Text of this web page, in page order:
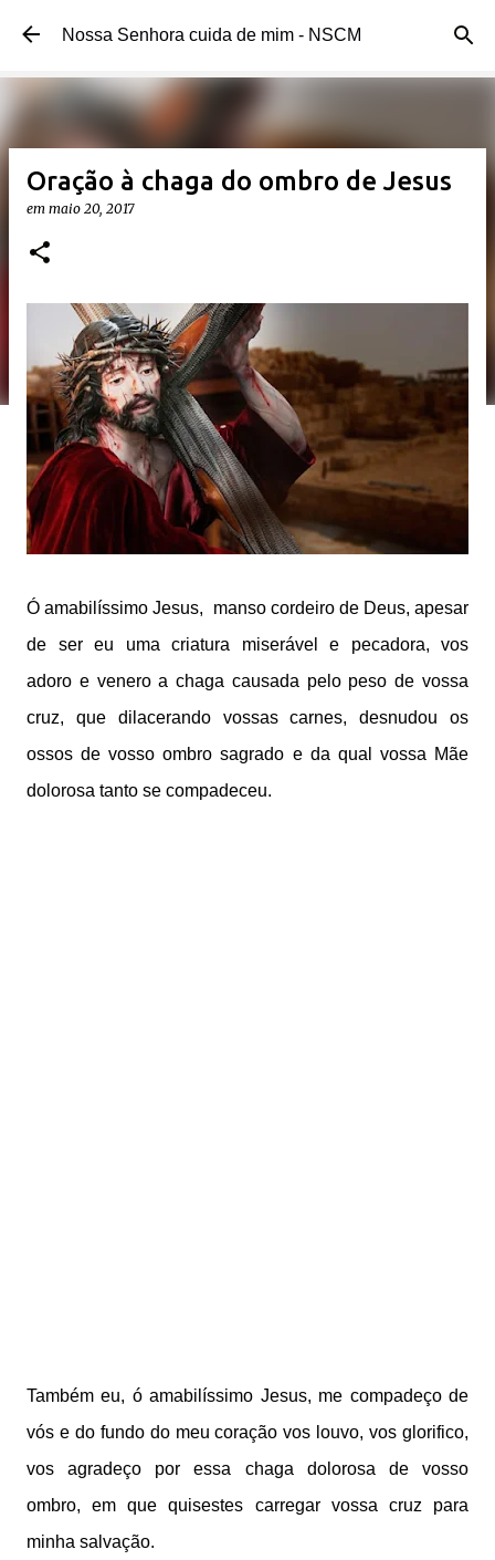
Pular para o conteúdo principal
Nossa Senhora cuida de mim - NSCM
Oração à chaga do ombro de Jesus
em maio 20, 2017
Ó amabilíssimo Jesus, manso cordeiro de Deus, apesar
de ser eu uma criatura miserável e pecadora, vos
adoro e venero a chaga causada pelo peso de vossa
cruz, que dilacerando vossas carnes, desnudou os
ossos de vosso ombro sagrado e da qual vossa Mãe
dolorosa tanto se compadeceu.
Também eu, ó amabilíssimo Jesus, me compadeço de
vós e do fundo do meu coração vos louvo, vos glorifico,
vos agradeço por essa chaga dolorosa de vosso
ombro, em que quisestes carregar vossa cruz para
minha salvação.